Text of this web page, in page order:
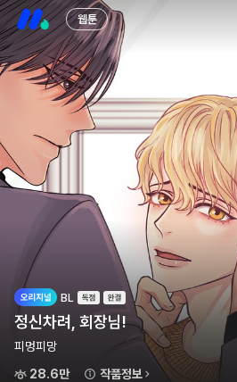
웹툰
BL
정신차려, 회장님!
피멍피망
28.6만
작품정보